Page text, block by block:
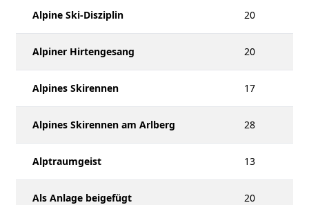
Alpine Ski-Disziplin 20
Alpiner Hirtengesang 20
Alpines Skirennen 17
Alpines Skirennen am Arlberg 28
Alptraumgeist 13
Als Anlage beigefügt 20